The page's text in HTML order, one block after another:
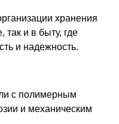
хранения
и в быту, где
и надежность.
с полимерным
и механическим